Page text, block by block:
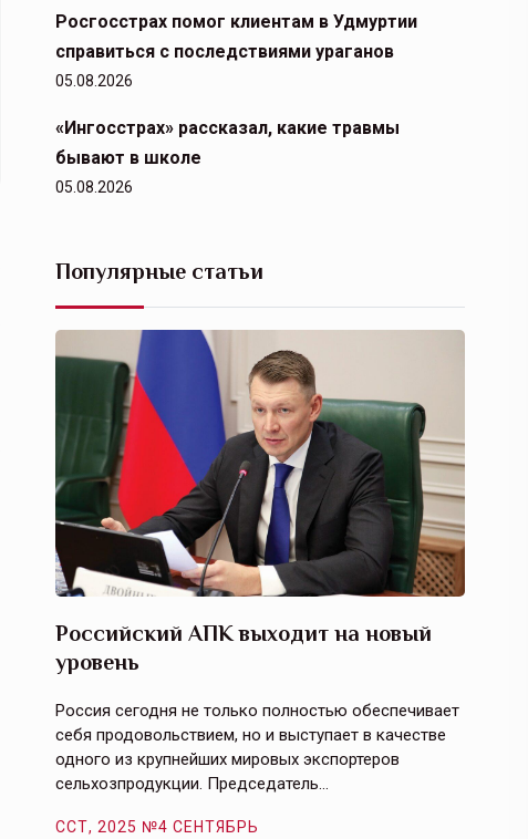
Росгосстрах помог клиентам в Удмуртии
справиться с последствиями ураганов
05.08.2026
«Ингосстрах» рассказал, какие травмы
бывают в школе
05.08.2026
Популярные статьи
Российский АПК выходит на новый
уровень
Россия сегодня не только полностью обеспечивает
себя продовольствием, но и выступает в качестве
одного из крупнейших мировых экспортеров
сельхозпродукции. Председатель…
ССТ, 2025 №4 СЕНТЯБРЬ